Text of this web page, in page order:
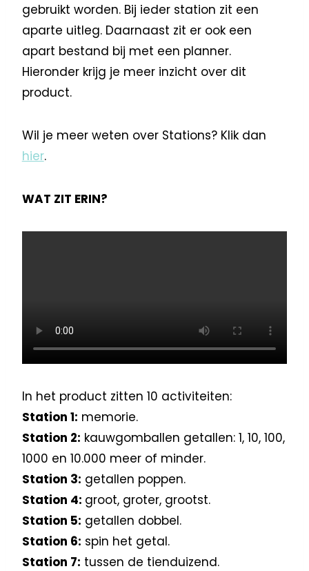
gebruikt worden. Bij ieder station zit een
aparte uitleg. Daarnaast zit er ook een
apart bestand bij met een planner.
Hieronder krijg je meer inzicht over dit
product.
Wil je meer weten over Stations? Klik dan
hier.
WAT ZIT ERIN?
In het product zitten 10 activiteiten:
Station 1: memorie.
Station 2: kauwgomballen getallen: 1, 10, 100,
1000 en 10.000 meer of minder.
Station 3: getallen poppen.
Station 4: groot, groter, grootst.
Station 5: getallen dobbel.
Station 6: spin het getal.
Station 7: tussen de tienduizend.